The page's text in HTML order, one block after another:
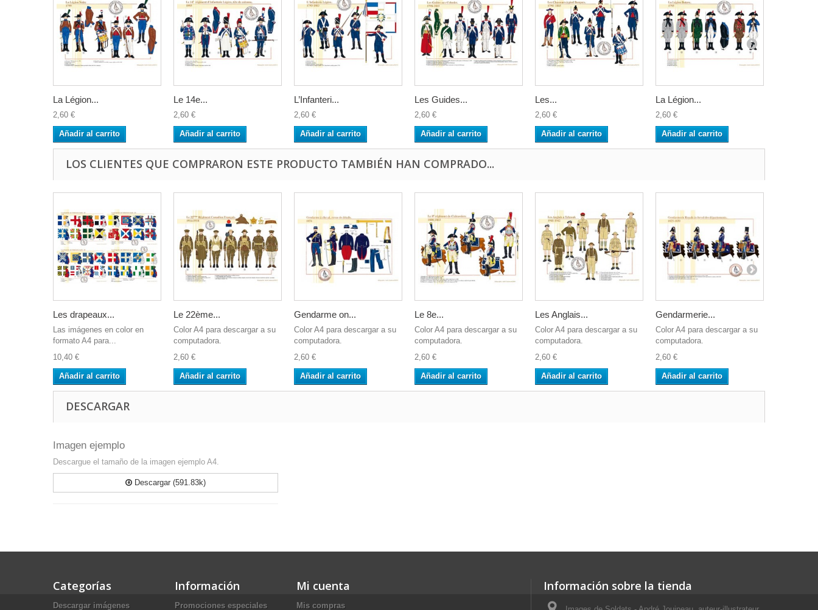
La Légion...
2,60 €
Añadir al carrito
Le 14e...
2,60 €
Añadir al carrito
L’Infanteri...
2,60 €
Añadir al carrito
Les Guides...
2,60 €
Añadir al carrito
Les...
2,60 €
Añadir al carrito
La Légion...
2,60 €
Añadir al carrito
LOS CLIENTES QUE COMPRARON ESTE PRODUCTO TAMBIÉN HAN COMPRADO...
Les drapeaux...
Las imágenes en color en
formato A4 para...
10,40 €
Añadir al carrito
Le 22ème...
Color A4 para descargar a su
computadora.
2,60 €
Añadir al carrito
Gendarme on...
Color A4 para descargar a su
computadora.
2,60 €
Añadir al carrito
Le 8e...
Color A4 para descargar a su
computadora.
2,60 €
Añadir al carrito
Les Anglais...
Color A4 para descargar a su
computadora.
2,60 €
Añadir al carrito
Gendarmerie...
Color A4 para descargar a su
computadora.
2,60 €
Añadir al carrito
DESCARGAR
Imagen ejemplo
Descargue el tamaño de la imagen ejemplo A4.
Descargar (591.83k)
Categorías
Descargar imágenes
Información
Promociones especiales
Mi cuenta
Mis compras
Información sobre la tienda